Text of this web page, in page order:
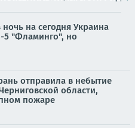
на сегодня Украина
5 "Фламинго", но
отправила в небытие
области,
пожаре